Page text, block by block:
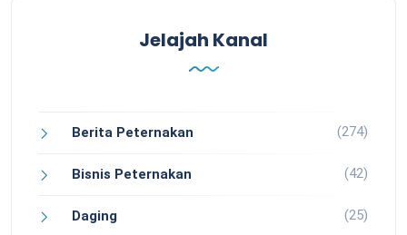
Jelajah Kanal
Berita Peternakan (274)
Bisnis Peternakan (42)
Daging (25)